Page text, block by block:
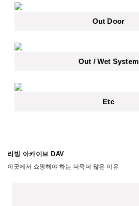
Out Door
Out / Wet System
Etc
리빙 아카이브 DAV
이곳에서 쇼핑해야 하는 더욱더 많은 이유